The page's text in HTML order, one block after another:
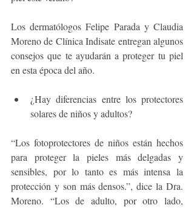
Los dermatólogos Felipe Parada y Claudia
Moreno de Clínica Indisate entregan algunos
consejos que te ayudarán a proteger tu piel
en esta época del año.
¿Hay diferencias entre los protectores
solares de niños y adultos?
“Los fotoprotectores de niños están hechos
para proteger la pieles más delgadas y
sensibles, por lo tanto es más intensa la
protección y son más densos.”, dice la Dra.
Moreno. “Los de adulto, por otro lado,